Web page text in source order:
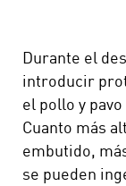
Durante el
introducir
el pollo y
Cuanto más
embutido,
se pueden